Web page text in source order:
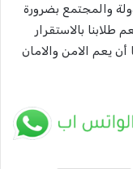
والمجتمع بضرورة
طلابنا بالاستقرار
أن يعم الامن والامان